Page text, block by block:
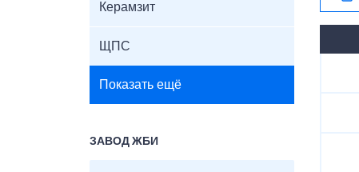
Керамзит
ЩПС
Показать ещё
ЗАВОД ЖБИ